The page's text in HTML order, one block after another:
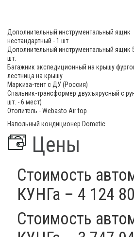
Дополнительный инструментальный ящик
нестандартный - 1 шт.
Дополнительный инструментальный ящик
шт.
Багажник экспедиционный на крышу
лестница на крышу
Маркиза-тент с ДУ (Россия)
Спальник-трансформер двухъярусный с
шт. - 6 мест)
Отопитель - Webasto Air top
Напольный кондиционер Dometic
Цены
Стоимость
КУНГа – 4 124
Стоимость